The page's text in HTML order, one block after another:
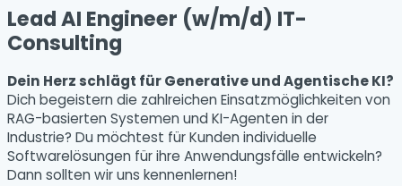
Lead AI Engineer (w/m/d) IT-
Consulting
Dein Herz schlägt für Generative und Agentische KI?
Dich begeistern die zahlreichen Einsatzmöglichkeiten von
RAG-basierten Systemen und KI-Agenten in der
Industrie? Du möchtest für Kunden individuelle
Softwarelösungen für ihre Anwendungsfälle entwickeln?
Dann sollten wir uns kennenlernen!